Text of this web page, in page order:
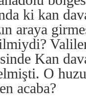
ki kan
araya
Kan
O
acaba?